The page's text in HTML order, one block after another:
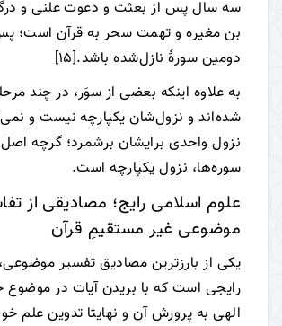
سه سال پس از بعثت و دعوت علنی و
بن مغیره و تهمت سحر به قرآن است؛
دومین سورۀ نازل‌شده باشد.[15]
به علاوه اینکه بعضی از سوَر، در چند
شده‌اند و نزول‌شان یکپارچه نیست و
نزول واحدی برایشان برشمرد؛ گرچه
سوره‌ها، نزول یکپارچه است.
علوم اسلامی رایج؛ مصادیقی از
موضوعی غیر مستقیمِ قرآن
یکی از بارزترین مصادیق تفسیر
رایجی است که با بریدن آیات در موضوع
الهی به پرورش آن و نهایتا تدوین علم